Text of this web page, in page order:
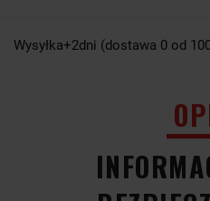
Wysyłka+2dni (dostawa 0 od